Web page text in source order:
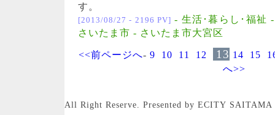
す。
[2013/08/27 - 2196 PV] - 生活･暮らし･福祉
さいたま市 - さいたま市大宮区
<<前ページへ- 9 10 11 12 13 14 15
へ>>
All Right Reserve. Presented by ECITY SAITAMA